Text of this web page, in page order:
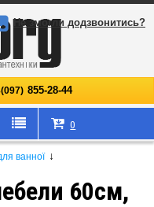
855-28-44
Не змогли додзвонитись?
0
ванної ↓
60см,